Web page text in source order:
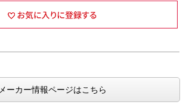
メーカー情報ページはこちら